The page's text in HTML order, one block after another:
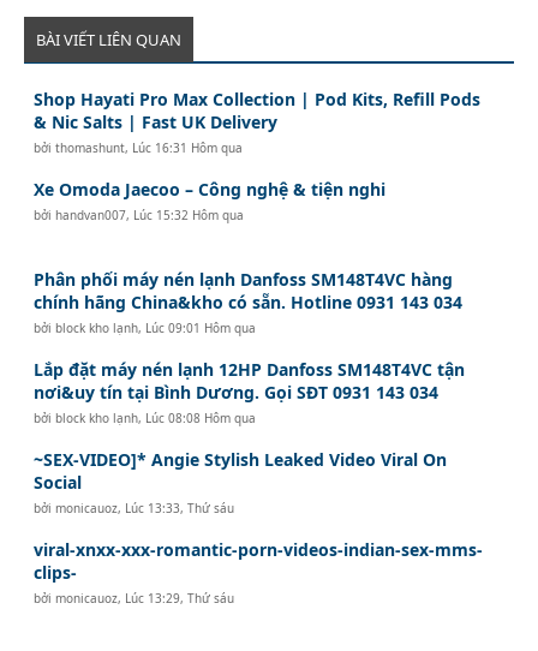
BÀI VIẾT LIÊN QUAN
Shop Hayati Pro Max Collection | Pod Kits, Refill Pods
& Nic Salts | Fast UK Delivery
bởithomashunt, Lúc 16:31 Hôm qua
Xe Omoda Jaecoo – Công nghệ & tiện nghi
bởihandvan007, Lúc 15:32 Hôm qua
Phân phối máy nén lạnh Danfoss SM148T4VC hàng
chính hãng China&kho có sẵn. Hotline 0931 143 034
bởiblock kho lạnh, Lúc 09:01 Hôm qua
Lắp đặt máy nén lạnh 12HP Danfoss SM148T4VC tận
nơi&uy tín tại Bình Dương. Gọi SĐT 0931 143 034
bởiblock kho lạnh, Lúc 08:08 Hôm qua
~SEX-VIDEO]* Angie Stylish Leaked Video Viral On
Social
bởimonicauoz, Lúc 13:33, Thứ sáu
viral-xnxx-xxx-romantic-porn-videos-indian-sex-mms-
clips-
bởimonicauoz, Lúc 13:29, Thứ sáu